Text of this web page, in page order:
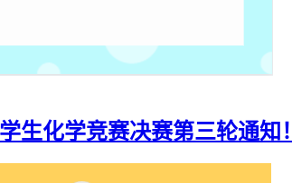
生化学竞赛决赛第三轮通知！